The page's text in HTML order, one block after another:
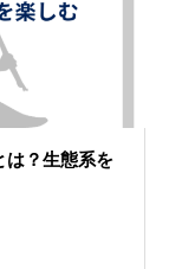
は？生態系を